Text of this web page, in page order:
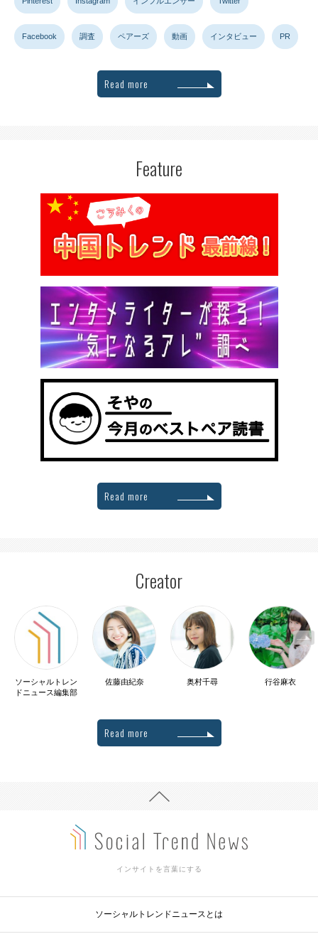
Facebook 調査 ペアーズ 動画 インタビュー PR
Read more
Feature
Read more
Creator
ソーシャルトレン
ドニュース編集部
佐藤由紀奈 奥村千尋 行谷麻衣
Read more
インサイトを言葉にする
ソーシャルトレンドニュースとは